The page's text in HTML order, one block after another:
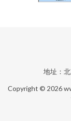
地址：
Copyright © 2026